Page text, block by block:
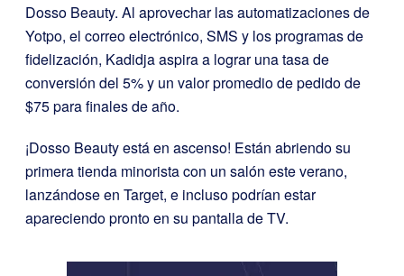
Dosso Beauty. Al aprovechar las automatizaciones de
Yotpo, el correo electrónico, SMS y los programas de
fidelización, Kadidja aspira a lograr una tasa de
conversión del 5% y un valor promedio de pedido de
$75 para finales de año.
¡Dosso Beauty está en ascenso! Están abriendo su
primera tienda minorista con un salón este verano,
lanzándose en Target, e incluso podrían estar
apareciendo pronto en su pantalla de TV.